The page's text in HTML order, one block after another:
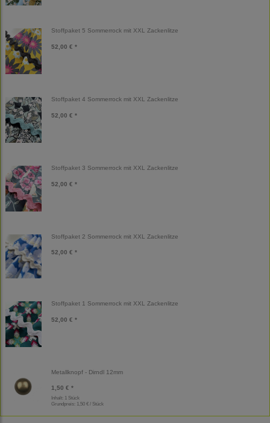
Stoffpaket 5 Sommerrock mit XXL Zackenlitze
52,00 € *
Stoffpaket 4 Sommerrock mit XXL Zackenlitze
52,00 € *
Stoffpaket 3 Sommerrock mit XXL Zackenlitze
52,00 € *
Stoffpaket 2 Sommerrock mit XXL Zackenlitze
52,00 € *
Stoffpaket 1 Sommerrock mit XXL Zackenlitze
52,00 € *
Metallknopf - Dirndl 12mm
1,50 € *
Inhalt: 1 Stück
Grundpreis: 1,50 € / Stück